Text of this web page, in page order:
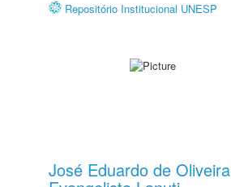
Repositório Institucional UNESP
José Eduardo de Oliveira